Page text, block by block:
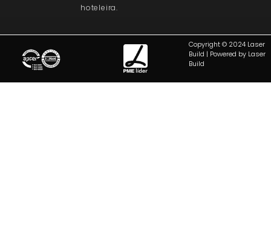
hoteleira.
Copyright © 2024 Laser
Build | Powered by Laser
Build